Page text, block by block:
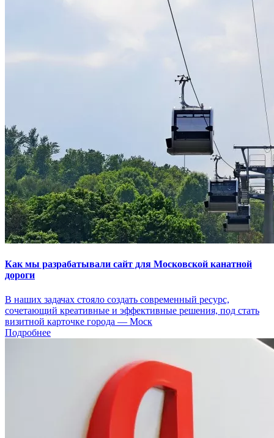
Как мы разрабатывали сайт для Московской канатной
дороги
В наших задачах стояло создать современный ресурс,
сочетающий креативные и эффективные решения, под стать
визитной карточке города — Моск
Подробнее